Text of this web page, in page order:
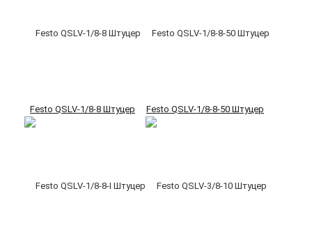
Festo QSLV-1/8-8 Штуцер Festo QSLV-1/8-8-50 Штуцер